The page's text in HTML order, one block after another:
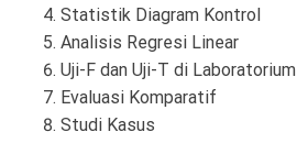
Statistik Diagram Kontrol
Analisis Regresi Linear
Uji-F dan Uji-T di Laboratorium
Evaluasi Komparatif
Studi Kasus